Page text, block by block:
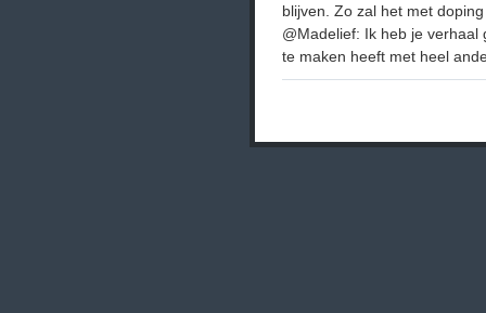
blijven. Zo zal het met
@Madelief: Ik heb je
te maken heeft met heel